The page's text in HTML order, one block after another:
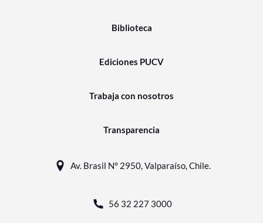
Biblioteca
Ediciones PUCV
Trabaja con nosotros
Transparencia
Av. Brasil N° 2950, Valparaíso, Chile.
56 32 227 3000